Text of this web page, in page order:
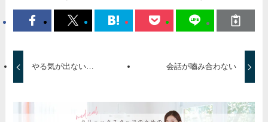
やる気が出ない… 会話が嚙み合わない